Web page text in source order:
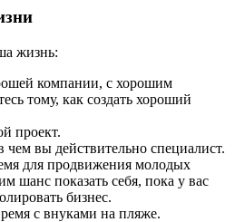
жизнь:
компании, с хорошим
тому, как создать хороший
проект.
чем вы действительно специалист.
для продвижения молодых
шанс показать себя, пока у вас
бизнес.
с внуками на пляже.